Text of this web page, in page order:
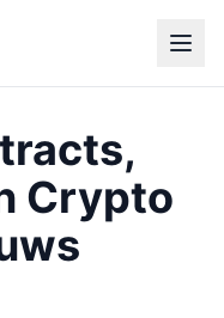
Crypto